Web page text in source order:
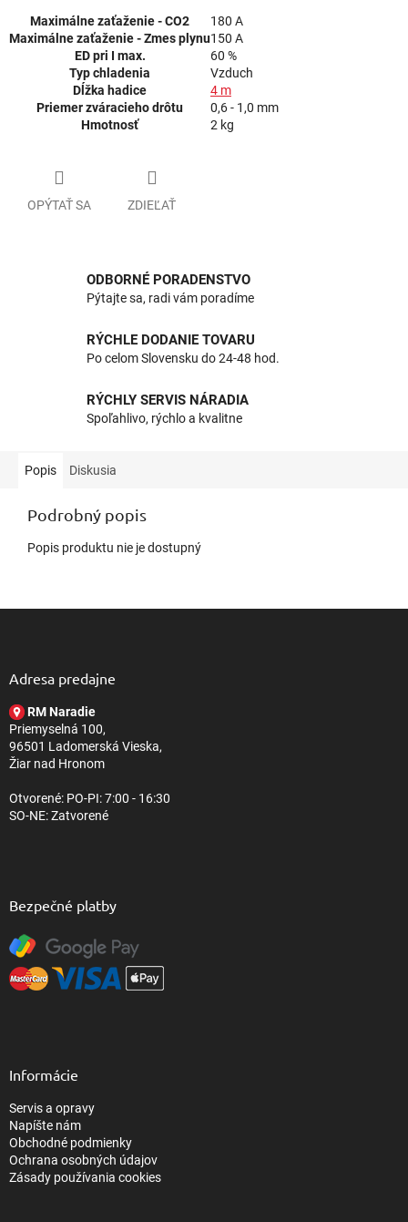
Maximálne zaťaženie - CO2
180 A
Maximálne zaťaženie - Zmes plynu150 A
ED pri I max.
60 %
Typ chladenia
Vzduch
Dĺžka hadice
4 m
Priemer zváracieho drôtu
0,6 - 1,0 mm
Hmotnosť
2 kg
OPÝTAŤ SA ZDIEĽAŤ
ODBORNÉ PORADENSTVO
Pýtajte sa, radi vám poradíme
RÝCHLE DODANIE TOVARU
Po celom Slovensku do 24-48 hod.
RÝCHLY SERVIS NÁRADIA
Spoľahlivo, rýchlo a kvalitne
Popis Diskusia
Podrobný popis
Popis produktu nie je dostupný
Adresa predajne
RM Naradie
Priemyselná 100,
96501 Ladomerská Vieska,
Žiar nad Hronom
Otvorené: PO-PI: 7:00 - 16:30
SO-NE: Zatvorené
Bezpečné platby
Informácie
Servis a opravy
Napíšte nám
Obchodné podmienky
Ochrana osobných údajov
Zásady používania cookies